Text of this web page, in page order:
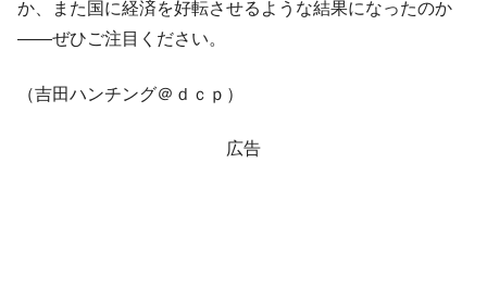
か、また国に経済を好転させるような結果になったのか
――ぜひご注目ください。
（吉田ハンチング＠ｄｃｐ）
広告